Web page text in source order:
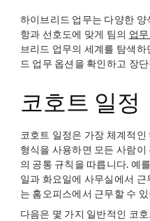
하이브리드 업무는 다양한
항과 선호도에 맞게 팀의 업
브리드 업무의 세계를 탐색
드 업무 옵션을 확인하고 장
코호트 일정
코호트 일정은 가장 체계적
형식을 사용하면 모든 사람
의 공통 규칙을 따릅니다. 예
일과 화요일에 사무실에서
는 홈오피스에서 근무할 수
다음은 몇 가지 일반적인 코